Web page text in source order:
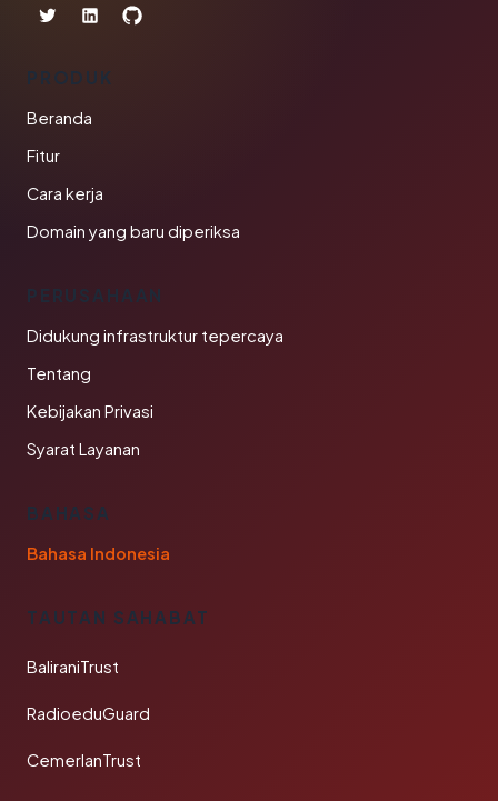
PRODUK
Beranda
Fitur
Cara kerja
Domain yang baru diperiksa
PERUSAHAAN
Didukung infrastruktur tepercaya
Tentang
Kebijakan Privasi
Syarat Layanan
BAHASA
Bahasa Indonesia
TAUTAN SAHABAT
BaliraniTrust
RadioeduGuard
CemerlanTrust